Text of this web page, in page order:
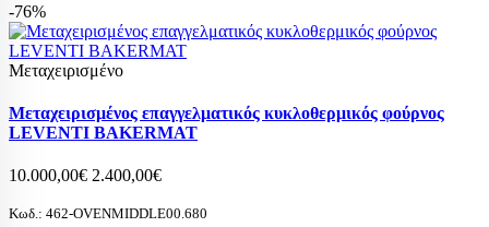
-76%
Μεταχειρισμένο
Μεταχειρισμένος επαγγελματικός κυκλοθερμικός φούρνος
LEVENTI BAKERMAT
10.000,00€ 2.400,00€
Κωδ.: 462-OVENMIDDLE00.680